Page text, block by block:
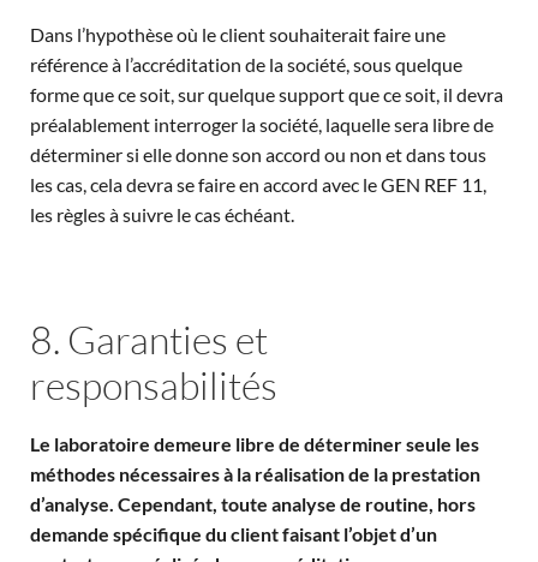
Dans l’hypothèse où le client souhaiterait faire une
référence à l’accréditation de la société, sous quelque
forme que ce soit, sur quelque support que ce soit, il devra
préalablement interroger la société, laquelle sera libre de
déterminer si elle donne son accord ou non et dans tous
les cas, cela devra se faire en accord avec le GEN REF 11,
les règles à suivre le cas échéant.
8. Garanties et
responsabilités
Le laboratoire demeure libre de déterminer seule les
méthodes nécessaires à la réalisation de la prestation
d’analyse. Cependant, toute analyse de routine, hors
demande spécifique du client faisant l’objet d’un